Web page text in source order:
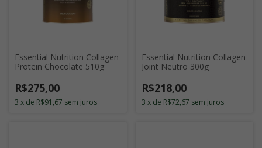
Essential Nutrition Collagen
Protein Chocolate 510g
R$275,00
3 x de R$91,67 sem juros
Essential Nutrition Collagen
Joint Neutro 300g
R$218,00
3 x de R$72,67 sem juros